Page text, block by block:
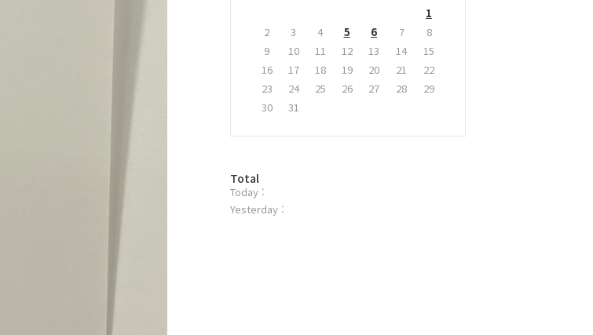
1
2
3 4 5 6 7
8
9
10 11 12 13 14
15
16
17 18 19 20 21
22
23
24 25 26 27 28
29
30
31
방
문
자
Total
Today :
Yesterday :